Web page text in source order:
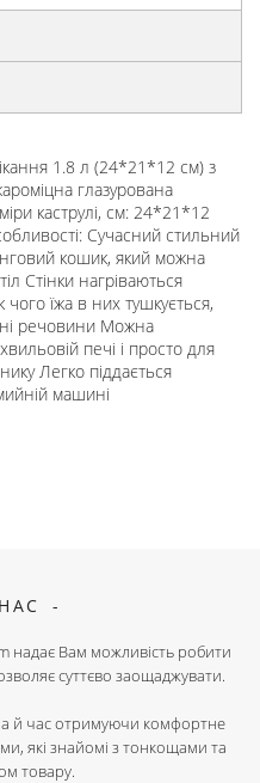
1.8 л (24*21*12 см) з
глазурована
каструлі, см: 24*21*12
Сучасний стильний
кошик, який можна
Стінки нагріваються
чого їжа в них тушкується,
речовини Можна
печі і просто для
Легко піддається
машині
надає Вам можливість робити
суттєво заощаджувати.
а й час отримуючи комфортне
які знайомі з тонкощами та
товару.